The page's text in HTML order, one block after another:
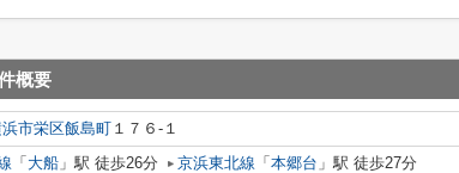
概要
市栄区飯島町 １７６-１
「 大船 」駅 徒歩26分 京浜東北線 「 本郷台 」駅 徒歩27分